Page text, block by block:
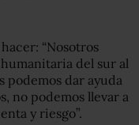
“Nosotros
del sur al
podemos dar ayuda
no podemos llevar a
y riesgo”.